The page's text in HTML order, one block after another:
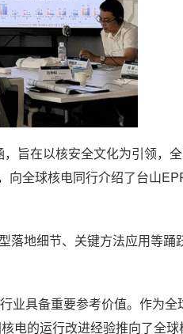
，旨在以核安全文化为引领，
向全球核电同行介绍了台山
落地细节、关键方法应用等踊
业具备重要参考价值。作为全
电的运行改进经验推向了全球